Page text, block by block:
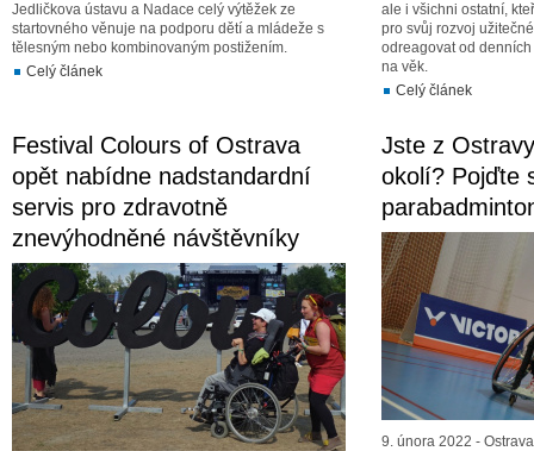
Jedličkova ústavu a Nadace celý výtěžek ze
startovného věnuje na podporu dětí a mládeže s
tělesným nebo kombinovaným postižením.
Celý článek
ale i všichni ostatní,
pro svůj rozvoj
odreagovat od
na věk.
Celý článek
Festival Colours of Ostrava
opět nabídne nadstandardní
servis pro zdravotně
znevýhodněné návštěvníky
Jste z
okolí? Pojďte
9. února 2022 -